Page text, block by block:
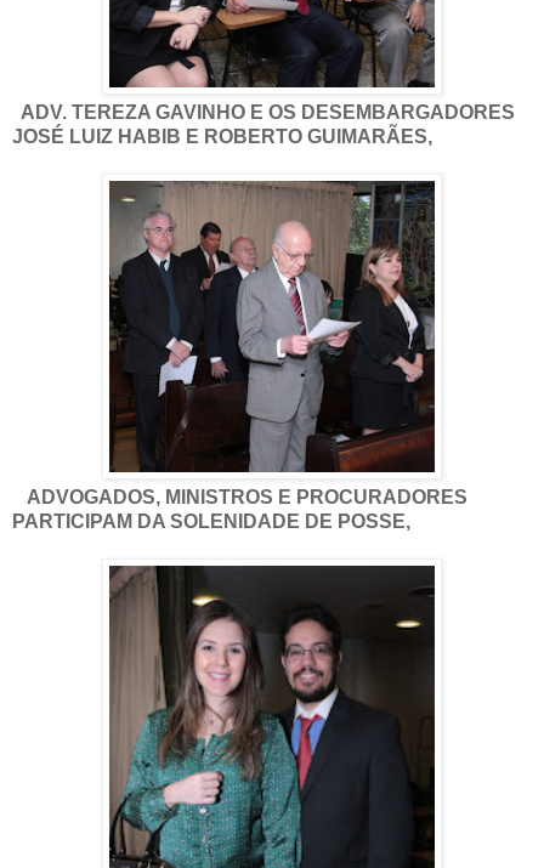
ADV. TEREZA GAVINHO E OS DESEMBARGADORES
JOSÉ LUIZ HABIB E ROBERTO GUIMARÃES,
ADVOGADOS, MINISTROS E PROCURADORES
PARTICIPAM DA SOLENIDADE DE POSSE,